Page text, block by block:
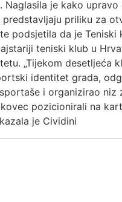
Naglasila je kako upravo
priliku za
podsjetila da je Teniski
teniski klub u
„Tijekom desetljeća
identitet grada,
i organizirao niz
pozicionirali na
je Cividini